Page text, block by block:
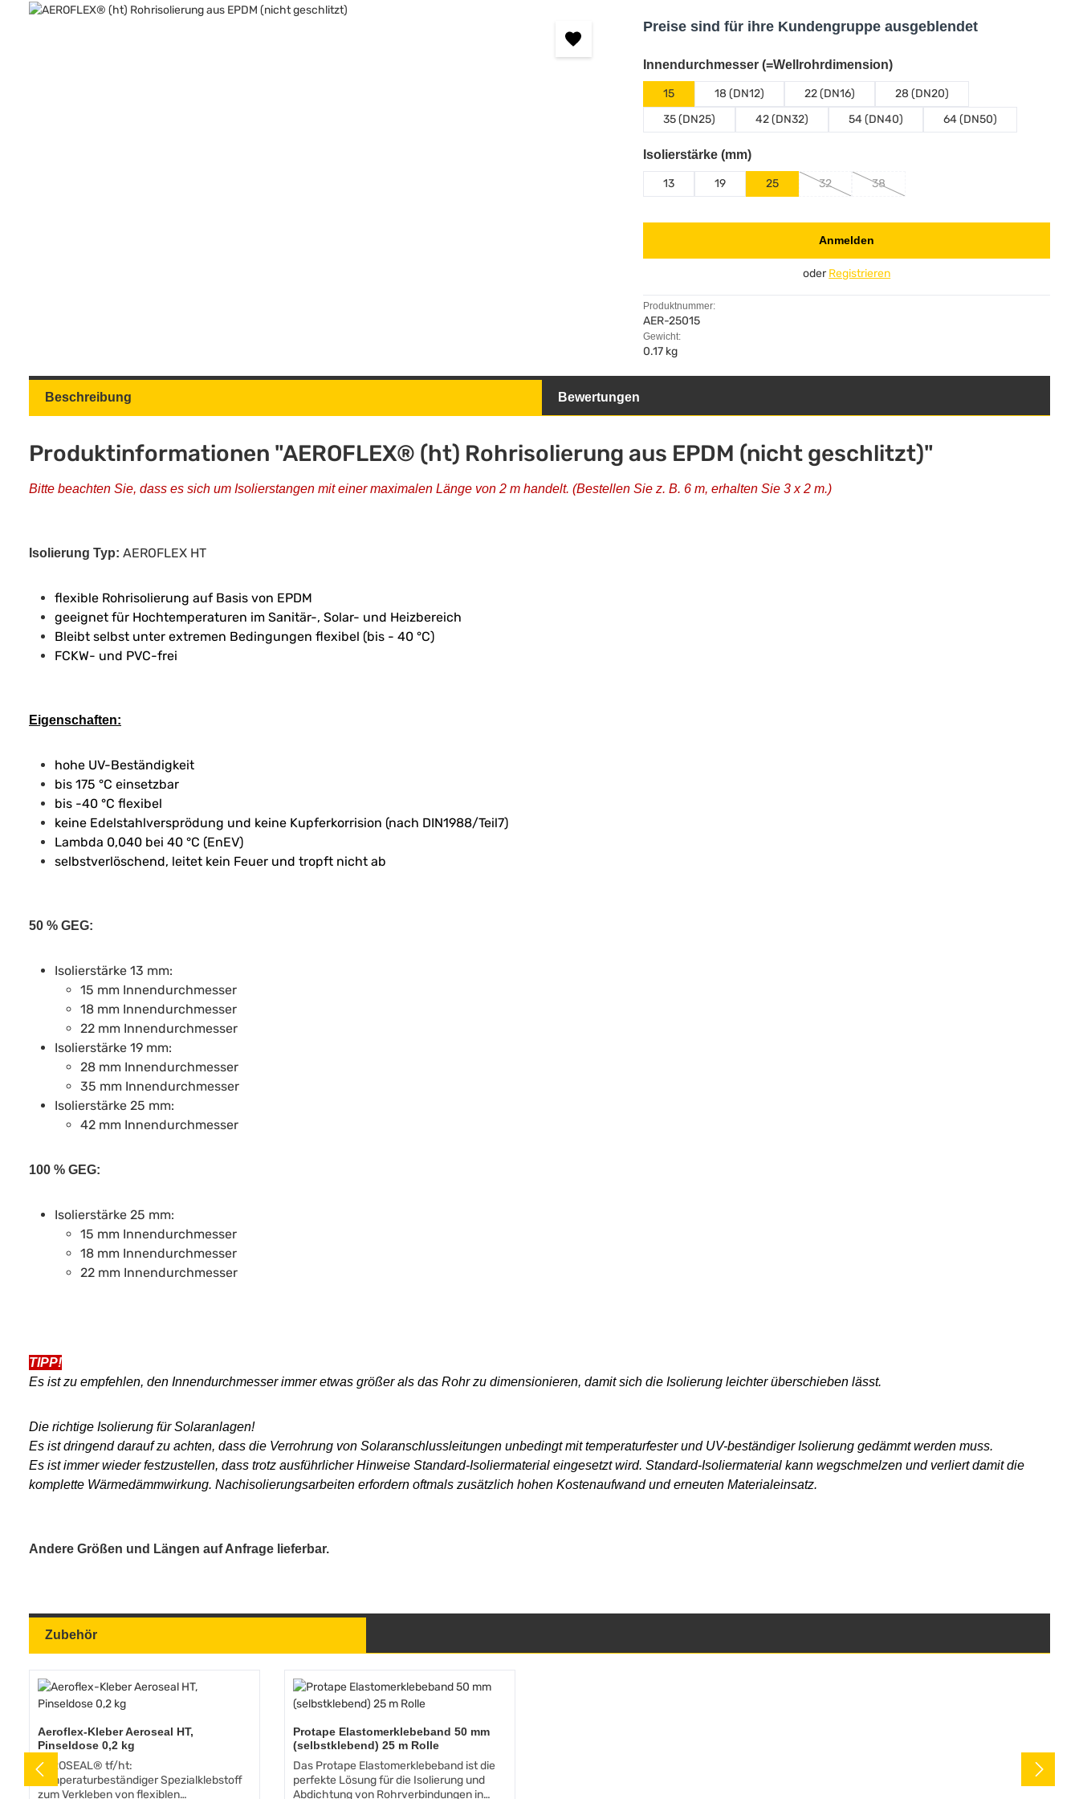
Bildergalerie überspringen
Preise sind für ihre Kundengruppe ausgeblendet
Innendurchmesser (=Wellrohrdimension)auswählen
15 18 (DN12) 22 (DN16)
28 (DN20)
35 (DN25)
42 (DN32) 54 (DN40) 64 (DN50)
Isolierstärke (mm)auswählen
13 19 25 32
(Diese Option ist zurzeit nicht verfügbar.)
38
(Diese Option ist zurzeit nicht verfügbar.)
Anmelden
oderRegistrieren
Produktnummer:
AER-25015
Gewicht:
0.17 kg
Beschreibung Bewertungen
Produktinformationen "AEROFLEX® (ht) Rohrisolierung aus EPDM (nicht geschlitzt)"
Bitte beachten Sie, dass es sich um Isolierstangen mit einer maximalen Länge von 2 m handelt. (Bestellen Sie z. B. 6 m, erhalten Sie 3 x 2 m.)
Isolierung Typ: AEROFLEX HT
flexible Rohrisolierung auf Basis von EPDM
geeignet für Hochtemperaturen im Sanitär-, Solar- und Heizbereich
Bleibt selbst unter extremen Bedingungen flexibel (bis - 40 °C)
FCKW- und PVC-frei
Eigenschaften:
hohe UV-Beständigkeit
bis 175 °C einsetzbar
bis -40 °C flexibel
keine Edelstahlversprödung und keine Kupferkorrision (nach DIN1988/Teil7)
Lambda 0,040 bei 40 °C (EnEV)
selbstverlöschend, leitet kein Feuer und tropft nicht ab
50 % GEG:
Isolierstärke 13 mm:
15 mm Innendurchmesser
18 mm Innendurchmesser
22 mm Innendurchmesser
Isolierstärke 19 mm:
28 mm Innendurchmesser
35 mm Innendurchmesser
Isolierstärke 25 mm:
42 mm Innendurchmesser
100 % GEG:
Isolierstärke 25 mm:
15 mm Innendurchmesser
18 mm Innendurchmesser
22 mm Innendurchmesser
TIPP!
Es ist zu empfehlen, den Innendurchmesser immer etwas größer als das Rohr zu dimensionieren, damit sich die Isolierung leichter überschieben lässt.
Die richtige Isolierung für Solaranlagen!
Es ist dringend darauf zu achten, dass die Verrohrung von Solaranschlussleitungen unbedingt mit temperaturfester und UV-beständiger Isolierung gedämmt werden muss.
Es ist immer wieder festzustellen, dass trotz ausführlicher Hinweise Standard-Isoliermaterial eingesetzt wird. Standard-Isoliermaterial kann wegschmelzen und verliert damit die
komplette Wärmedämmwirkung. Nachisolierungsarbeiten erfordern oftmals zusätzlich hohen Kostenaufwand und erneuten Materialeinsatz.
Andere Größen und Längen auf Anfrage lieferbar.
Zubehör
Produktgalerie überspringen
Aeroflex-Kleber Aeroseal HT,
Pinseldose 0,2 kg
AEROSEAL® tf/ht:
Temperaturbeständiger Spezialklebstoff
zum Verkleben von flexiblen
Protape Elastomerklebeband 50 mm
(selbstklebend) 25 m Rolle
Das Protape Elastomerklebeband ist die
perfekte Lösung für die Isolierung und
Abdichtung von Rohrverbindungen in